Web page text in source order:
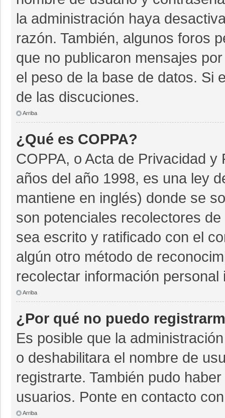
la administración haya
razón. También, algunos foros
que no publicaron mensajes
el peso de la base de datos. Si
de las discuciones.
Arriba
¿Qué es COPPA?
COPPA, o Acta de Privacidad
años del año 1998, es una ley
mantiene en inglés) donde se
son potenciales recolectores
sea escrito y ratificado con el
algún otro método de
recolectar información
Arriba
¿Por qué no puedo
Es posible que la
o deshabilitara el nombre de
registrarte. También pudo
usuarios. Ponte en contacto
Arriba